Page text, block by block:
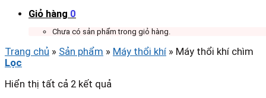
Giỏ hàng 0
Chưa có sản phẩm trong giỏ hàng.
Trang chủ » Sản phẩm » Máy thổi khí » Máy thổi khí chìm
Lọc
Hiển thị tất cả 2 kết quả